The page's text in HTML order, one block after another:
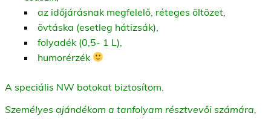
az időjárásnak megfelelő, réteges öltözet,
övtáska (esetleg hátizsák),
folyadék (0,5- 1 L),
humorérzék
A speciális NW botokat biztosítom.
Személyes ajándékom a tanfolyam résztvevői számára,